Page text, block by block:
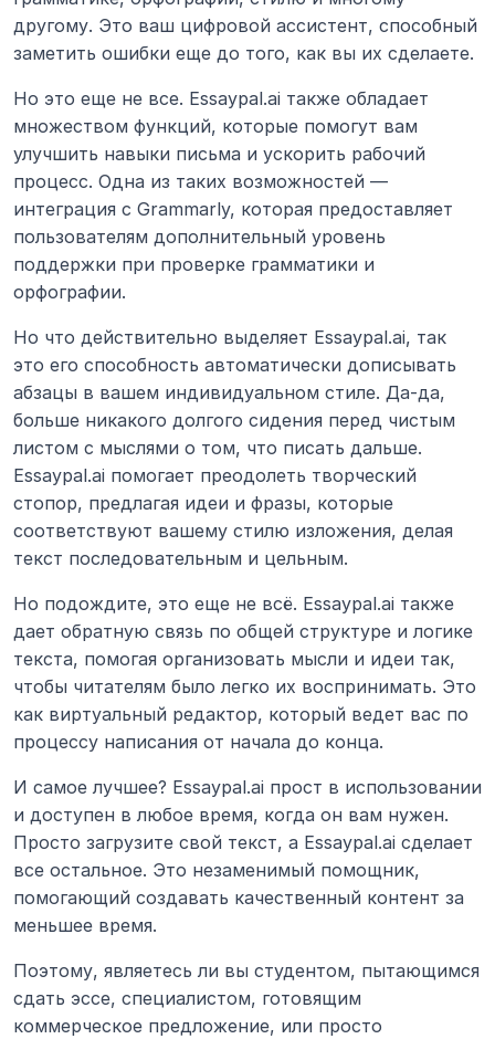
другому. Это ваш цифровой ассистент, способный
заметить ошибки еще до того, как вы их сделаете.
Но это еще не все. Essaypal.ai также обладает
множеством функций, которые помогут вам
улучшить навыки письма и ускорить рабочий
процесс. Одна из таких возможностей —
интеграция с Grammarly, которая предоставляет
пользователям дополнительный уровень
поддержки при проверке грамматики и
орфографии.
Но что действительно выделяет Essaypal.ai, так
это его способность автоматически дописывать
абзацы в вашем индивидуальном стиле. Да-да,
больше никакого долгого сидения перед чистым
листом с мыслями о том, что писать дальше.
Essaypal.ai помогает преодолеть творческий
стопор, предлагая идеи и фразы, которые
соответствуют вашему стилю изложения, делая
текст последовательным и цельным.
Но подождите, это еще не всё. Essaypal.ai также
дает обратную связь по общей структуре и логике
текста, помогая организовать мысли и идеи так,
чтобы читателям было легко их воспринимать. Это
как виртуальный редактор, который ведет вас по
процессу написания от начала до конца.
И самое лучшее? Essaypal.ai прост в использовании
и доступен в любое время, когда он вам нужен.
Просто загрузите свой текст, а Essaypal.ai сделает
все остальное. Это незаменимый помощник,
помогающий создавать качественный контент за
меньшее время.
Поэтому, являетесь ли вы студентом, пытающимся
сдать эссе, специалистом, готовящим
коммерческое предложение, или просто